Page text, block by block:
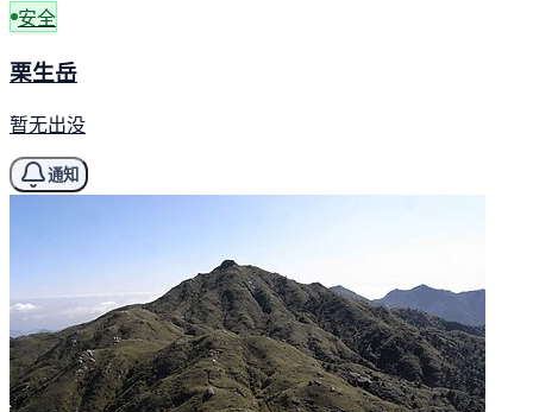
安全
栗生岳
暂无出没
通知